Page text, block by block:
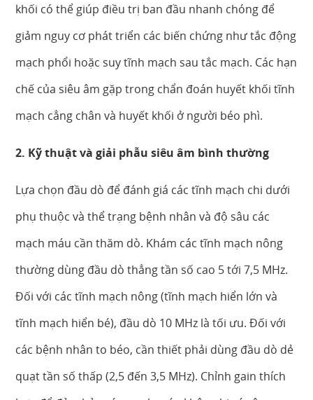
khối có thể giúp điều trị ban đầu nhanh chóng để
giảm nguy cơ phát triển các biến chứng như tắc động
mạch phổi hoặc suy tĩnh mạch sau tắc mạch. Các hạn
chế của siêu âm gặp trong chẩn đoán huyết khối tĩnh
mạch cẳng chân và huyết khối ở người béo phì.
2. Kỹ thuật và giải phẫu siêu âm bình thường
Lựa chọn đầu dò để đánh giá các tĩnh mạch chi dưới
phụ thuộc và thể trạng bệnh nhân và độ sâu các
mạch máu cần thăm dò. Khám các tĩnh mạch nông
thường dùng đầu dò thẳng tần số cao 5 tới 7,5 MHz.
Đối với các tĩnh mạch nông (tĩnh mạch hiển lớn và
tĩnh mạch hiển bé), đầu dò 10 MHz là tối ưu. Đối với
các bệnh nhân to béo, cần thiết phải dùng đầu dò dẻ
quạt tần số thấp (2,5 đến 3,5 MHz). Chỉnh gain thích